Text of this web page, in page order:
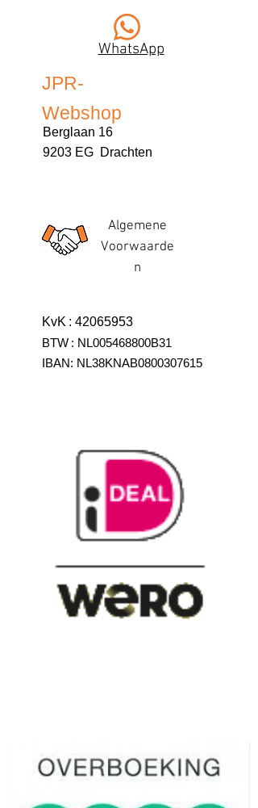
WhatsApp
JPR-
Webshop
Berglaan 16
9203 EG Drachten
Algemene
Voorwaarde
n
KvK : 42065953
BTW : NL005468800B31
IBAN: NL38KNAB0800307615